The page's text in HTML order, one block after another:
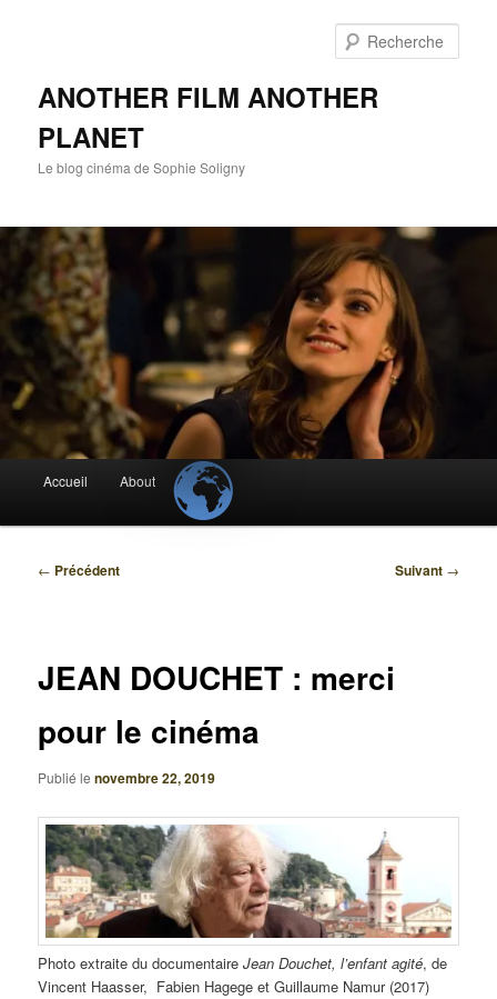
ANOTHER FILM ANOTHER
PLANET
Le blog cinéma de Sophie Soligny
principal
Accueil About
Navigation
← Précédent Suivant →
JEAN DOUCHET : merci
pour le cinéma
Publié lenovembre 22, 2019
Photo extraite du documentaireJean Douchet, l’enfant agité, de
Vincent Haasser, Fabien Hagege et Guillaume Namur (2017)